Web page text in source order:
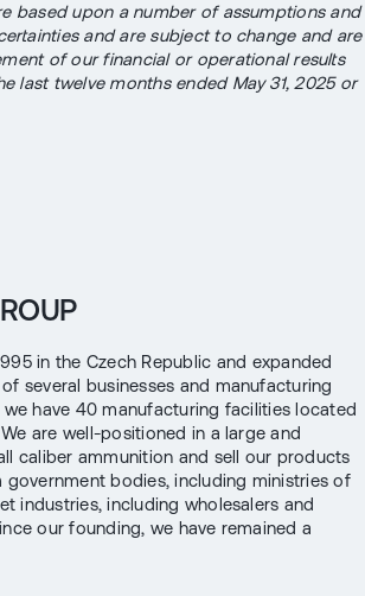
based upon a number of assumptions and
and are subject to change and are
of our financial or operational results
last twelve months ended May 31, 2025 or
in the Czech Republic and expanded
several businesses and manufacturing
have 40 manufacturing facilities located
are well-positioned in a large and
caliber ammunition and sell our products
bodies, including ministries of
industries, including wholesalers and
our founding, we have remained a